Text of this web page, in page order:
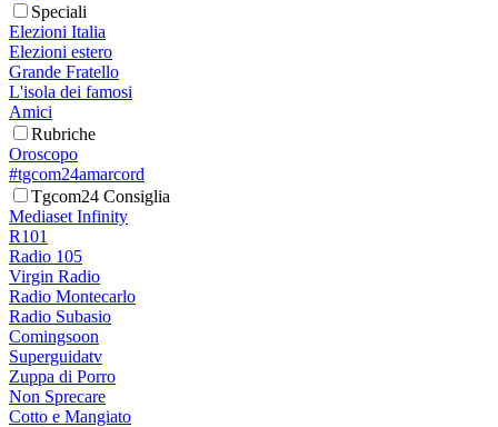
Speciali
Elezioni Italia
Elezioni estero
Grande Fratello
L'isola dei famosi
Amici
Rubriche
Oroscopo
#tgcom24amarcord
Tgcom24 Consiglia
Mediaset Infinity
R101
Radio 105
Virgin Radio
Radio Montecarlo
Radio Subasio
Comingsoon
Superguidatv
Zuppa di Porro
Non Sprecare
Cotto e Mangiato